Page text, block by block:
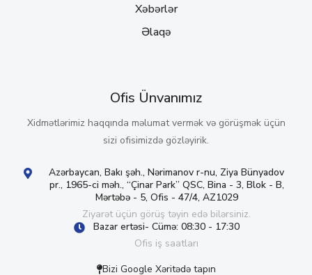
Xəbərlər
Əlaqə
Ofis Ünvanımız
Xidmətlərimiz haqqında məlumat vermək və görüşmək üçün
sizi ofisimizdə gözləyirik.
Azərbaycan, Bakı şəh., Nərimanov r-nu, Ziya Bünyadov
pr., 1965-ci məh., “Çinar Park” QSC, Bina - 3, Blok - B,
Mərtəbə - 5, Ofis - 47/4, AZ1029
Ziyarət üçün görüş təyin edə bilərsiniz.
Bazar ertəsi- Cümə: 08:30 - 17:30
Ofis iş saatları
Bizi Google Xəritədə tapın